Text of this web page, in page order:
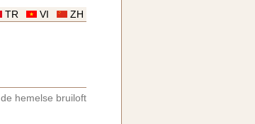
ZH
VI
TR
de hemelse bruiloft